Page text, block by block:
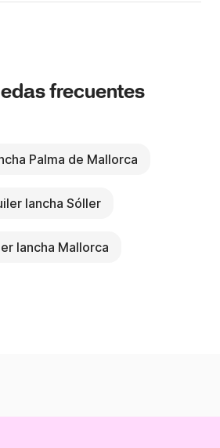
frecuentes
Palma de Mallorca
lancha Sóller
lancha Mallorca